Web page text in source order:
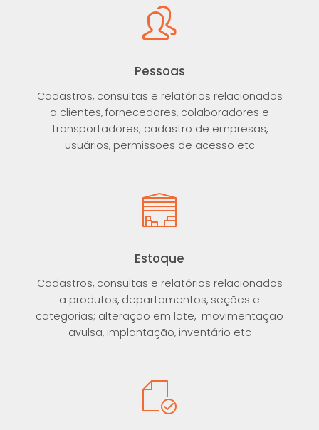
Pessoas
Cadastros, consultas e relatórios relacionados
a clientes, fornecedores, colaboradores e
transportadores; cadastro de empresas,
usuários, permissões de acesso etc
Estoque
Cadastros, consultas e relatórios relacionados
a produtos, departamentos, seções e
categorias; alteração em lote, movimentação
avulsa, implantação, inventário etc